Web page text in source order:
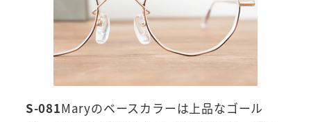
S-081Maryのベースカラーは上品なゴール